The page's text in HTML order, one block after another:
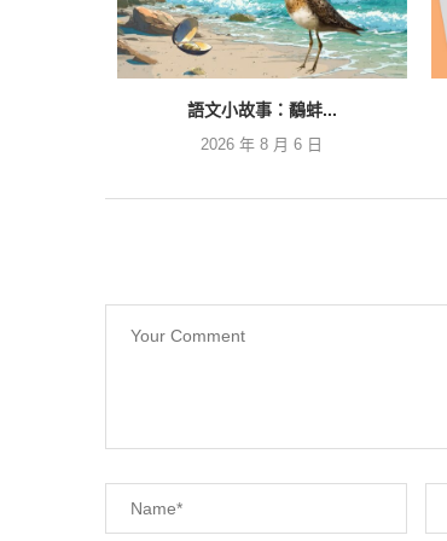
語文小故事：鷸蚌...
2026 年 8 月 6 日